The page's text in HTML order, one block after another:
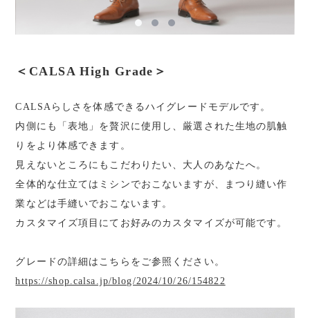
＜CALSA High Grade＞
CALSAらしさを体感できるハイグレードモデルです。
内側にも「表地」を贅沢に使用し、厳選された生地の肌触
りをより体感できます。
見えないところにもこだわりたい、大人のあなたへ。
全体的な仕立てはミシンでおこないますが、まつり縫い作
業などは手縫いでおこないます。
カスタマイズ項目にてお好みのカスタマイズが可能です。
グレードの詳細はこちらをご参照ください。
https://shop.calsa.jp/blog/2024/10/26/154822